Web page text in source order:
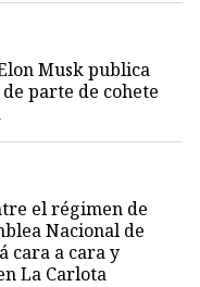
Musk publica
parte de cohete
el régimen de
Nacional de
cara a cara y
La Carlota